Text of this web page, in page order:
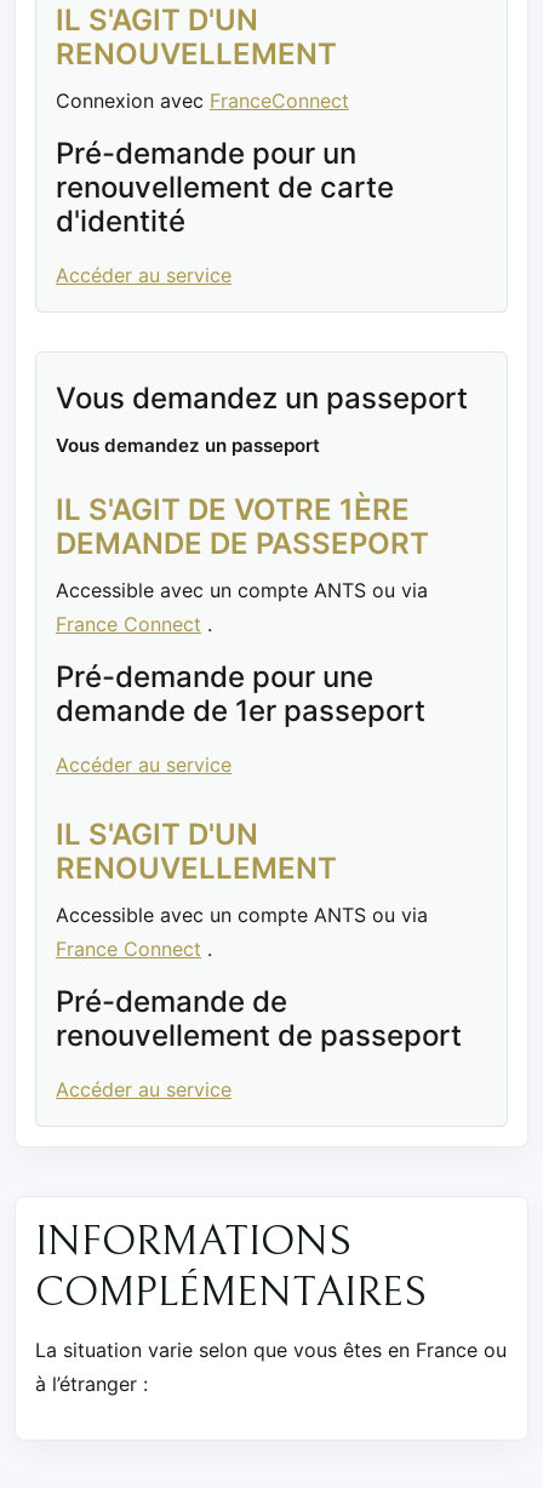
IL S'AGIT D'UN
RENOUVELLEMENT
Connexion avec FranceConnect
Pré-demande pour un
renouvellement de carte
d'identité
Accéder au service
Vous demandez un passeport
Vous demandez un passeport
IL S'AGIT DE VOTRE 1ÈRE
DEMANDE DE PASSEPORT
Accessible avec un compte ANTS ou via
France Connect .
Pré-demande pour une
demande de 1er passeport
Accéder au service
IL S'AGIT D'UN
RENOUVELLEMENT
Accessible avec un compte ANTS ou via
France Connect .
Pré-demande de
renouvellement de passeport
Accéder au service
INFORMATIONS
COMPLÉMENTAIRES
La situation varie selon que vous êtes en France ou
à l’étranger :